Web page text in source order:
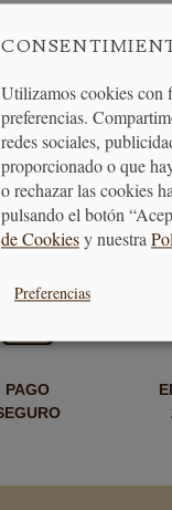
EN
HELADO DE
PAGO
Utilizamos cookies con
preferencias.
redes sociales,
proporcionado o que
o rechazar las cookies
pulsando el botón
de Cookiesy nuestra
Preferencias